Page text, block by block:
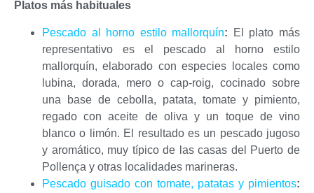
Platos más habituales
Pescado al horno estilo mallorquín:
El plato más
representativo es el pescado al horno estilo
mallorquín, elaborado con especies locales como
lubina, dorada, mero o cap-roig, cocinado sobre
una base de cebolla, patata, tomate y pimiento,
regado con aceite de oliva y un toque de vino
blanco o limón. El resultado es un pescado jugoso
y aromático, muy típico de las casas del Puerto de
Pollença y otras localidades marineras.
Pescado guisado con tomate, patatas y pimientos: